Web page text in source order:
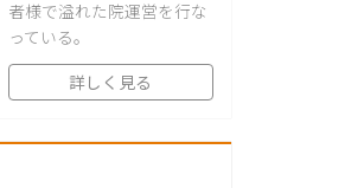
者様で溢れた院運営を行な
っている。
詳しく見る